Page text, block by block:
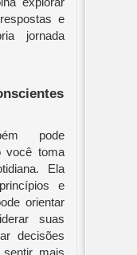
e
jornada
pode
você toma
Ela
e
orientar
suas
decisões